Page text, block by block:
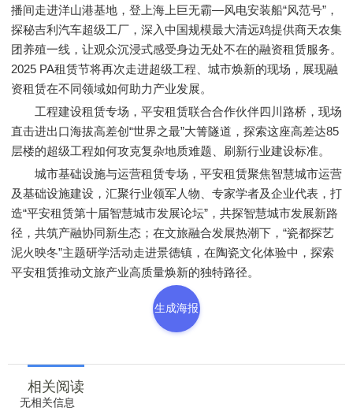
播间走进洋山港基地，登上海上巨无霸—风电安装船“风范号”，
探秘吉利汽车超级工厂，深入中国规模最大清远鸡提供商天农集
团养殖一线，让观众沉浸式感受身边无处不在的融资租赁服务。
2025 PA租赁节将再次走进超级工程、城市焕新的现场，展现融
资租赁在不同领域如何助力产业发展。
工程建设租赁专场，平安租赁联合合作伙伴四川路桥，现场
直击进出口海拔高差创“世界之最”大箐隧道，探索这座高差达85
层楼的超级工程如何攻克复杂地质难题、刷新行业建设标准。
城市基础设施与运营租赁专场，平安租赁聚焦智慧城市运营
及基础设施建设，汇聚行业领军人物、专家学者及企业代表，打
造“平安租赁第十届智慧城市发展论坛”，共探智慧城市发展新路
径，共筑产融协同新生态；在文旅融合发展热潮下，“瓷都探艺
泥火映冬”主题研学活动走进景德镇，在陶瓷文化体验中，探索
平安租赁推动文旅产业高质量焕新的独特路径。
生成海报
相关阅读
无相关信息